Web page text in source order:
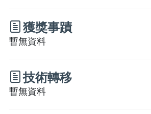
獲獎事蹟
暫無資料
技術轉移
暫無資料